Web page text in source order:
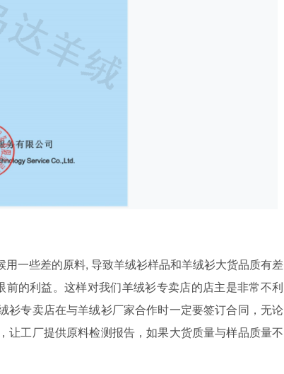
一些差的原料, 导致羊绒衫样品和羊绒衫大货品质有差
的利益。这样对我们羊绒衫专卖店的店主是非常不利
衫专卖店在与羊绒衫厂家合作时一定要签订合同，无论
工厂提供原料检测报告，如果大货质量与样品质量不